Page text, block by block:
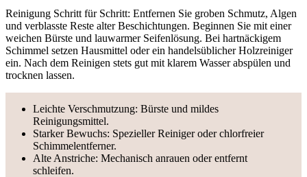
Reinigung Schritt für Schritt: Entfernen Sie groben Schmutz, Algen
und verblasste Reste alter Beschichtungen. Beginnen Sie mit einer
weichen Bürste und lauwarmer Seifenlösung. Bei hartnäckigem
Schimmel setzen Hausmittel oder ein handelsüblicher Holzreiniger
ein. Nach dem Reinigen stets gut mit klarem Wasser abspülen und
trocknen lassen.
Leichte Verschmutzung: Bürste und mildes
Reinigungsmittel.
Starker Bewuchs: Spezieller Reiniger oder chlorfreier
Schimmelentferner.
Alte Anstriche: Mechanisch anrauen oder entfernt
schleifen.